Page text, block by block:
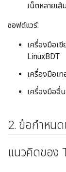
เน็ตหลายเส้
ซอฟต์แวร์:
เครื่องมือเ
LinuxBDT
เครื่องมือเ
เครื่องมืออื่
2. ข้อกำหนด
แนวคิดของ